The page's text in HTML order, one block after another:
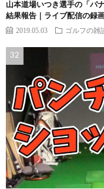
山本道場いつき選手の「パ
結果報告｜ライブ配信の録
2019.05.03 ゴルフの雑